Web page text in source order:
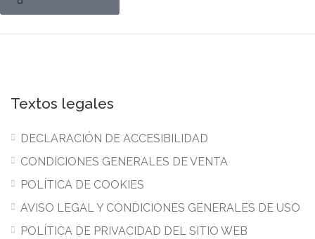
Textos legales
DECLARACIÓN DE ACCESIBILIDAD
CONDICIONES GENERALES DE VENTA
POLÍTICA DE COOKIES
AVISO LEGAL Y CONDICIONES GENERALES DE USO
POLÍTICA DE PRIVACIDAD DEL SITIO WEB